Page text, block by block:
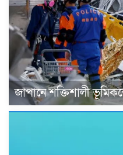
জাপানে শক্তিশালী